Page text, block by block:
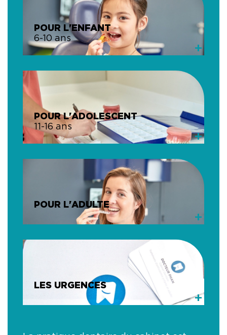
POUR L'ENFANT
6-10 ans
+
POUR L'ADOLESCENT
11-16 ans
+
POUR L'ADULTE
+
LES URGENCES
+